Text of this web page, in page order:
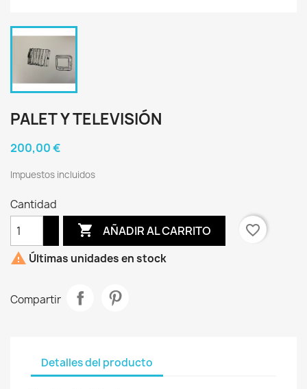
PALET Y TELEVISIÓN
200,00 €
Impuestos incluidos
Cantidad
 AÑADIR AL CARRITO
favorite_border
 Últimas unidades en stock
Compartir
Detalles del producto